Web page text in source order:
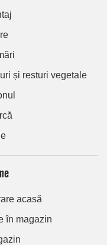
și resturi vegetale
acasă
în magazin